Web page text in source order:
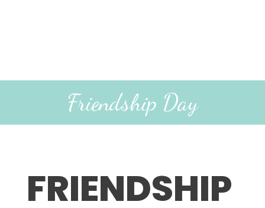
Friendship Day
FRIENDSHIP